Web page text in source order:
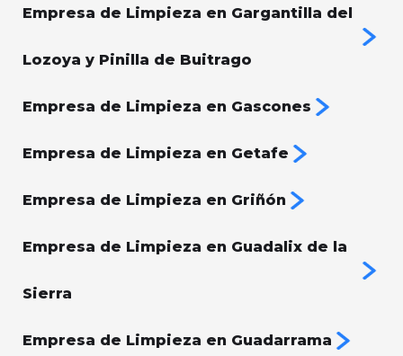
Empresa de Limpieza en Gargantilla del
Lozoya y Pinilla de Buitrago
Empresa de Limpieza en Gascones
Empresa de Limpieza en Getafe
Empresa de Limpieza en Griñón
Empresa de Limpieza en Guadalix de la
Sierra
Empresa de Limpieza en Guadarrama